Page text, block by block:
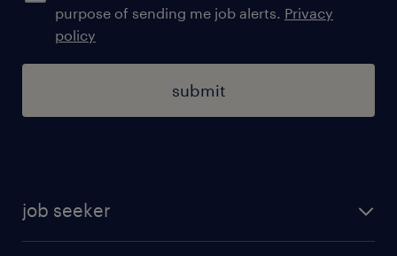
purpose of sending me job alerts. Privacy
policy
submit
job seeker